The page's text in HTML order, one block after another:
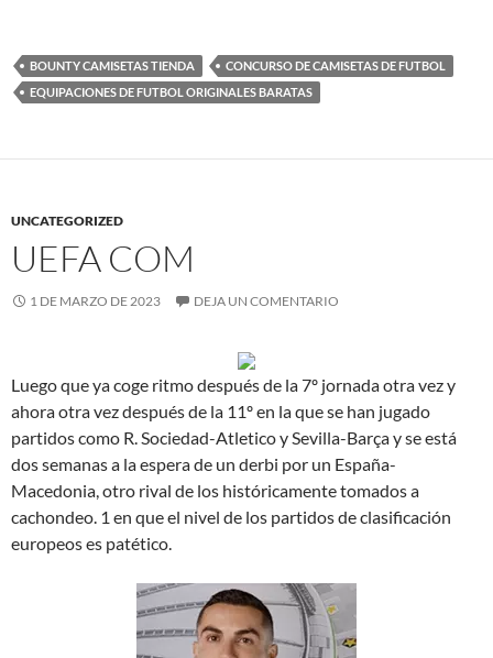
BOUNTY CAMISETAS TIENDA
CONCURSO DE CAMISETAS DE FUTBOL
EQUIPACIONES DE FUTBOL ORIGINALES BARATAS
UNCATEGORIZED
UEFA COM
1 DE MARZO DE 2023 DEJA UN COMENTARIO
Luego que ya coge ritmo después de la 7º jornada otra vez y
ahora otra vez después de la 11º en la que se han jugado
partidos como R. Sociedad-Atletico y Sevilla-Barça y se está
dos semanas a la espera de un derbi por un España-
Macedonia, otro rival de los históricamente tomados a
cachondeo. 1 en que el nivel de los partidos de clasificación
europeos es patético.